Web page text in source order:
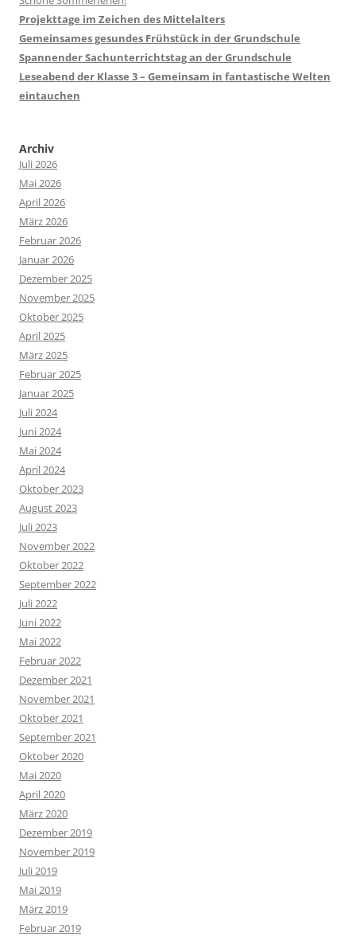
Projekttage im Zeichen des Mittelalters
Gemeinsames gesundes Frühstück in der Grundschule
Spannender Sachunterrichtstag an der Grundschule
Leseabend der Klasse 3 – Gemeinsam in fantastische Welten
eintauchen
Archiv
Juli 2026
Mai 2026
April 2026
März 2026
Februar 2026
Januar 2026
Dezember 2025
November 2025
Oktober 2025
April 2025
März 2025
Februar 2025
Januar 2025
Juli 2024
Juni 2024
Mai 2024
April 2024
Oktober 2023
August 2023
Juli 2023
November 2022
Oktober 2022
September 2022
Juli 2022
Juni 2022
Mai 2022
Februar 2022
Dezember 2021
November 2021
Oktober 2021
September 2021
Oktober 2020
Mai 2020
April 2020
März 2020
Dezember 2019
November 2019
Juli 2019
Mai 2019
März 2019
Februar 2019